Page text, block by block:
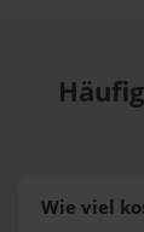
Wie viel